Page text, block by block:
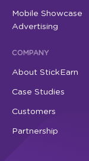
Mobile Showcase
Advertising
COMPANY
About StickEarn
Case Studies
Customers
Partnership